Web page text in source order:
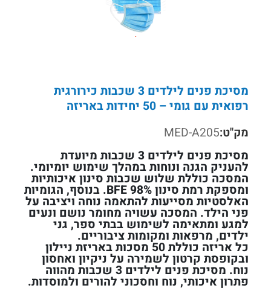
מסיכת פנים לילדים 3 שכבות כירורגית
רפואית עם גומי – 50 יחידות באריזה
מק"ט:MED-A205
מסיכת פנים לילדים 3 שכבות מיועדת
להעניק הגנה ונוחות במהלך שימוש יומיומי.
המסכה כוללת שלוש שכבות סינון איכותיות
ומספקת רמת סינון BFE 98%. בנוסף, הגומיות
האלסטיות מסייעות להתאמה נוחה ויציבה על
פני הילד. המסכה עשויה מחומר נושם ונעים
למגע ומתאימה לשימוש בבתי ספר, גני
ילדים, מרפאות ומקומות ציבוריים.
כל אריזה כוללת 50 מסכות באריזת ניילון
ובקופסת קרטון לשמירה על ניקיון ואחסון
נוח. מסיכת פנים לילדים 3 שכבות מהווה
פתרון איכותי, נוח וחסכוני להורים ולמוסדות.